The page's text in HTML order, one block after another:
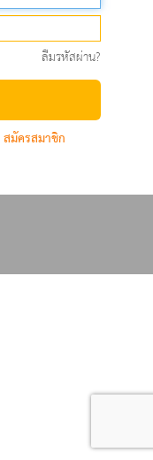
ลืมรหัสผ่าน?
สมัครสมาชิก